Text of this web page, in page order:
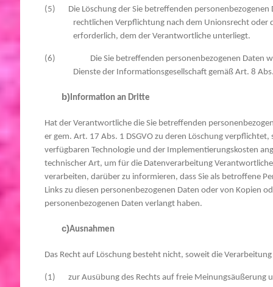
(5) Die Löschung der Sie betreffenden personenbezogenen
rechtlichen Verpflichtung nach dem Unionsrecht oder
erforderlich, dem der Verantwortliche unterliegt.
(6) Die Sie betreffenden personenbezogenen Daten
Dienste der Informationsgesellschaft gemäß Art. 8
b)Information an Dritte
Hat der Verantwortliche die Sie betreffenden
er gem. Art. 17 Abs. 1 DSGVO zu deren Löschung
verfügbaren Technologie und der Implementierungskosten
technischer Art, um für die Datenverarbeitung
verarbeiten, darüber zu informieren, dass Sie als betroffene
Links zu diesen personenbezogenen Daten oder von Kopien
personenbezogenen Daten verlangt haben.
c)Ausnahmen
Das Recht auf Löschung besteht nicht, soweit die
(1) zur Ausübung des Rechts auf freie Meinungsäußerung